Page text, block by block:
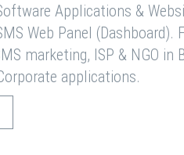
Applications &
Web Panel
marketing, ISP & NGO in
applications.